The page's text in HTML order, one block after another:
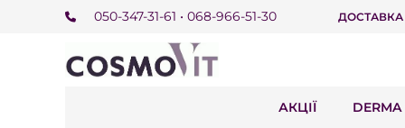
050-347-31-61 • 068-966-51-30
АКЦІЇ DERMA